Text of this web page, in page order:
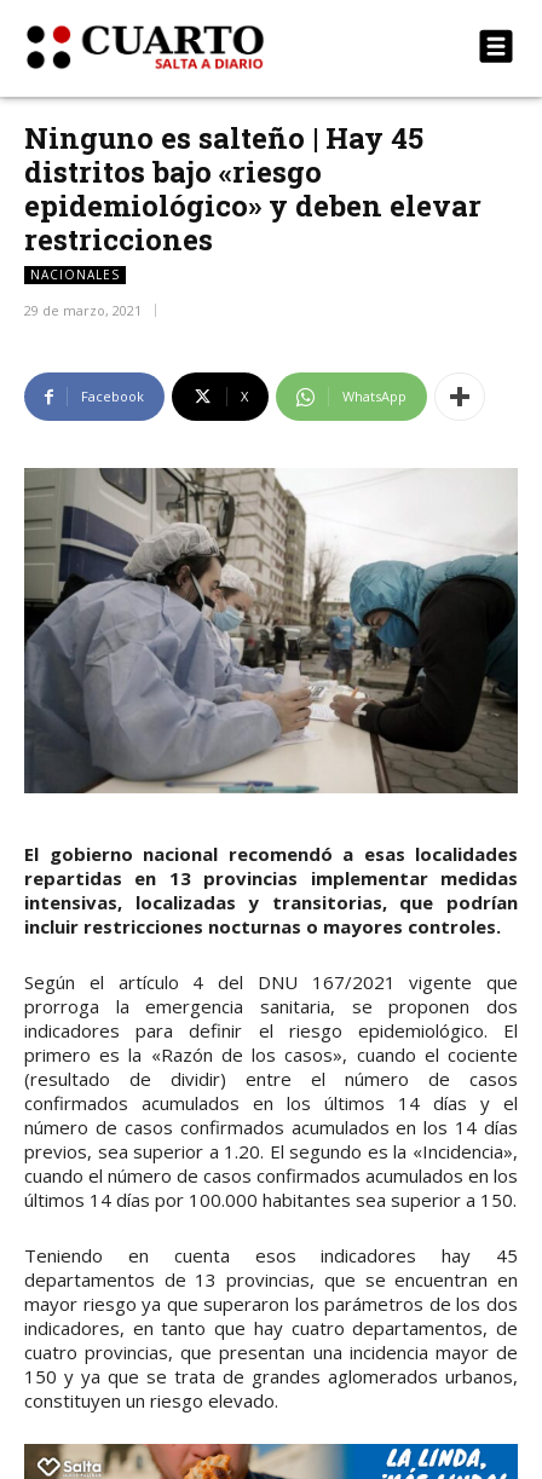
Ninguno es salteño | Hay 45
distritos bajo «riesgo
epidemiológico» y deben elevar
restricciones
NACIONALES
29 de marzo, 2021
Facebook X WhatsApp
El gobierno nacional recomendó a esas localidades
repartidas en 13 provincias implementar medidas
intensivas, localizadas y transitorias, que podrían
incluir restricciones nocturnas o mayores controles.
Según el artículo 4 del DNU 167/2021 vigente que
prorroga la emergencia sanitaria, se proponen dos
indicadores para definir el riesgo epidemiológico. El
primero es la «Razón de los casos», cuando el cociente
(resultado de dividir) entre el número de casos
confirmados acumulados en los últimos 14 días y el
número de casos confirmados acumulados en los 14 días
previos, sea superior a 1.20. El segundo es la «Incidencia»,
cuando el número de casos confirmados acumulados en los
últimos 14 días por 100.000 habitantes sea superior a 150.
Teniendo en cuenta esos indicadores hay 45
departamentos de 13 provincias, que se encuentran en
mayor riesgo ya que superaron los parámetros de los dos
indicadores, en tanto que hay cuatro departamentos, de
cuatro provincias, que presentan una incidencia mayor de
150 y ya que se trata de grandes aglomerados urbanos,
constituyen un riesgo elevado.